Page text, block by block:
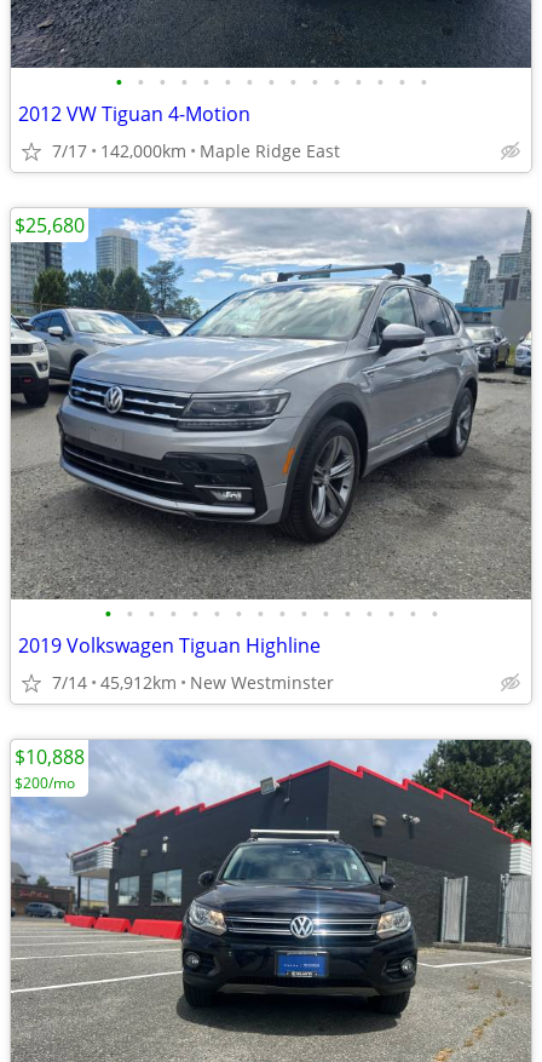
• • • • • • • • • • • • • • •
2012 VW Tiguan 4-Motion
7/17 142,000km Maple Ridge East
• • • • • • • • • • • • • • • •
2019 Volkswagen Tiguan Highline
7/14 45,912km New Westminster
$25,680
$10,888
$200/mo